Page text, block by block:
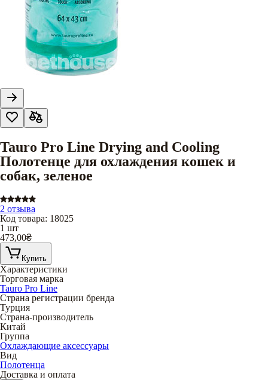
Tauro Pro Line Drying and Cooling
Полотенце для охлаждения кошек и
собак, зеленое
2 отзыва
Код товара: 18025
1 шт
473,00₴
Купить
Характеристики
Торговая марка
Tauro Pro Line
Страна регистрации бренда
Турция
Страна-производитель
Китай
Группа
Охлаждающие аксессуары
Вид
Полотенца
Доставка и оплата